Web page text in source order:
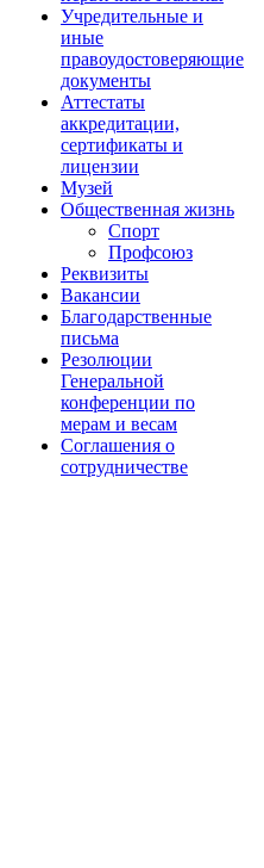
Учредительные и
иные
правоудостоверяющие
документы
Аттестаты
аккредитации,
сертификаты и
лицензии
Музей
Общественная жизнь
Спорт
Профсоюз
Реквизиты
Вакансии
Благодарственные
письма
Резолюции
Генеральной
конференции по
мерам и весам
Соглашения о
сотрудничестве